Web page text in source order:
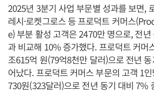
2025년 3분기 사업 부문별 성과를 보면,
레시·로켓그로스 등 프로덕트 커머스
e) 부분 활성 고객은 2470만 명으로, 전
과 비교해 10% 증가했다. 프로덕트 커머
조615억 원(79억8천만 달러)으로 전년
어났다. 프로덕트 커머스 부문의 고객 1
730원(323달러)으로 전년 동기 대비 7%